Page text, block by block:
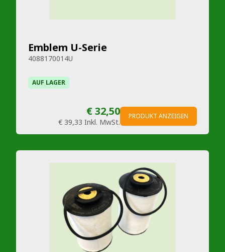
Emblem U-Serie
4088170014U
AUF LAGER
€ 32,50
€ 39,33 Inkl. MwSt.
PRODUKT ANZEIGEN